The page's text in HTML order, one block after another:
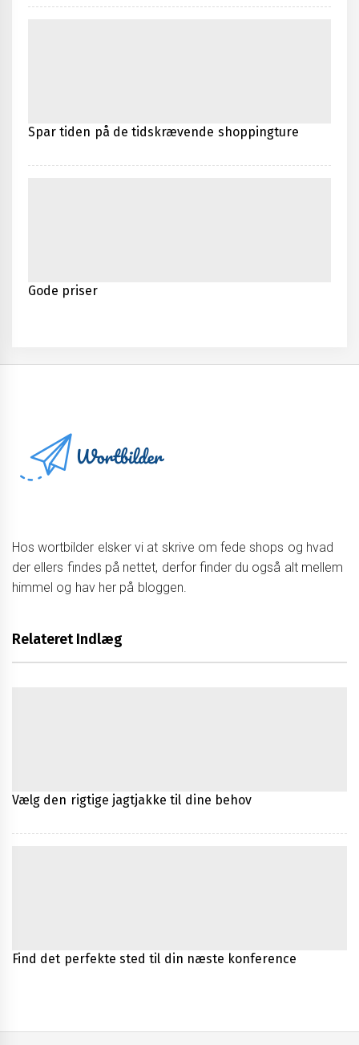
Spar tiden på de tidskrævende shoppingture
Gode priser
Hos wortbilder elsker vi at skrive om fede shops og hvad
der ellers findes på nettet, derfor finder du også alt mellem
himmel og hav her på bloggen.
Relateret Indlæg
Vælg den rigtige jagtjakke til dine behov
Find det perfekte sted til din næste konference